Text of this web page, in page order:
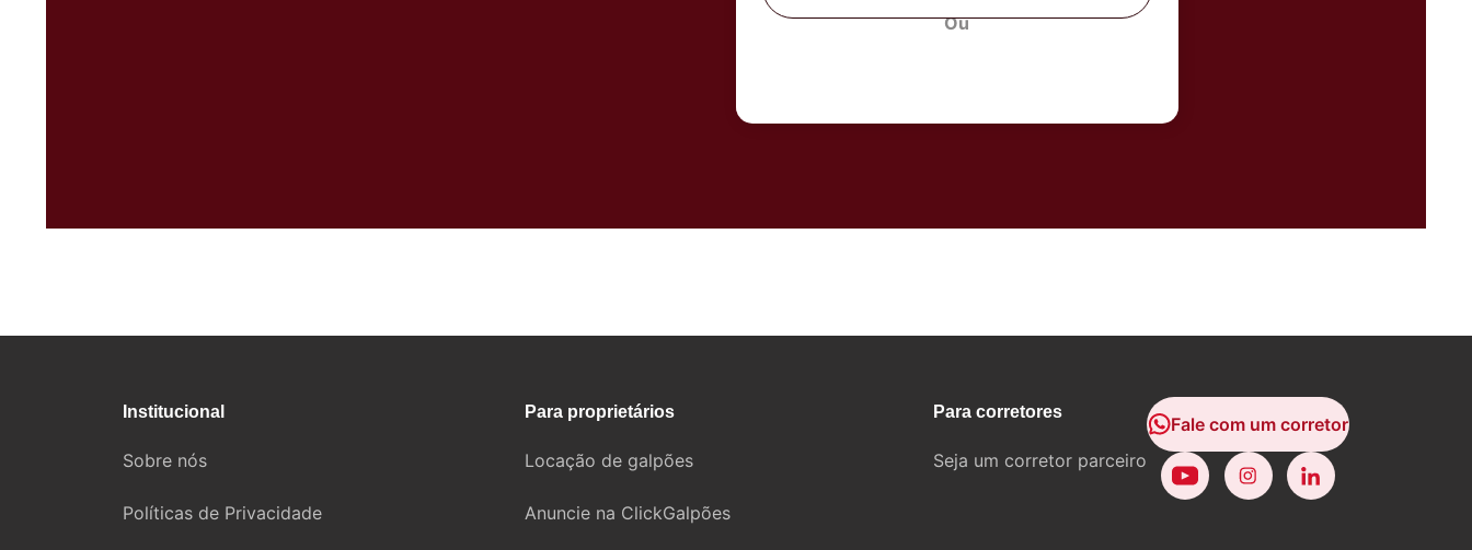
Ou
Institucional
Sobre nós
Políticas de Privacidade
Para proprietários
Locação de galpões
Anuncie na ClickGalpões
Para corretores
Seja um corretor parceiro
Fale com um corretor